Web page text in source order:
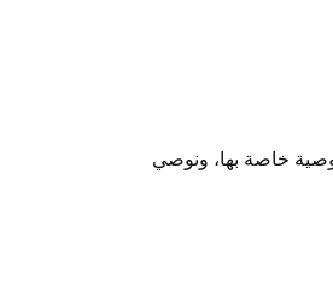
خاصة بها، ونوصي